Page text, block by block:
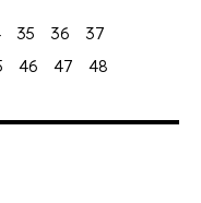
35 36
37
46 47 48